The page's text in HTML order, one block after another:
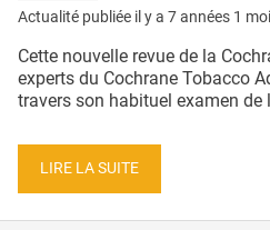
Actualité publiée il y a 7 années 1
Cette nouvelle revue de la
experts du Cochrane Tobacco
travers son habituel examen de
LIRE LA SUITE